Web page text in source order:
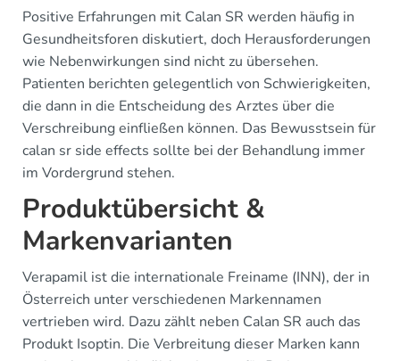
Positive Erfahrungen mit Calan SR werden häufig in
Gesundheitsforen diskutiert, doch Herausforderungen
wie Nebenwirkungen sind nicht zu übersehen.
Patienten berichten gelegentlich von Schwierigkeiten,
die dann in die Entscheidung des Arztes über die
Verschreibung einfließen können. Das Bewusstsein für
calan sr side effects sollte bei der Behandlung immer
im Vordergrund stehen.
Produktübersicht &
Markenvarianten
Verapamil ist die internationale Freiname (INN), der in
Österreich unter verschiedenen Markennamen
vertrieben wird. Dazu zählt neben Calan SR auch das
Produkt Isoptin. Die Verbreitung dieser Marken kann